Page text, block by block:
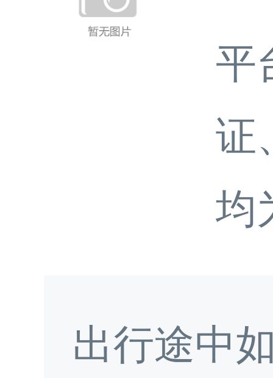
平
证
均
出行途中